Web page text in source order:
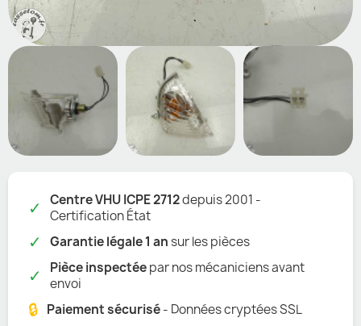
✓ Centre VHU ICPE 2712depuis 2001 -
Certification État
✓ Garantie légale 1 ansur les pièces
✓ Pièce inspectéepar nos mécaniciens avant
envoi
🔒 Paiement sécurisé- Données cryptées SSL